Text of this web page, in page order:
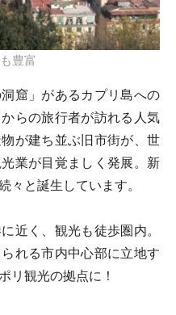
も豊富
窟」があるカプリ島への
らの旅行者が訪れる人気
が建ち並ぶ旧市街が、世
業が目覚ましく発展。新
々と誕生しています。
近く、観光も徒歩圏内。
れる市内中心部に立地す
リ観光の拠点に！